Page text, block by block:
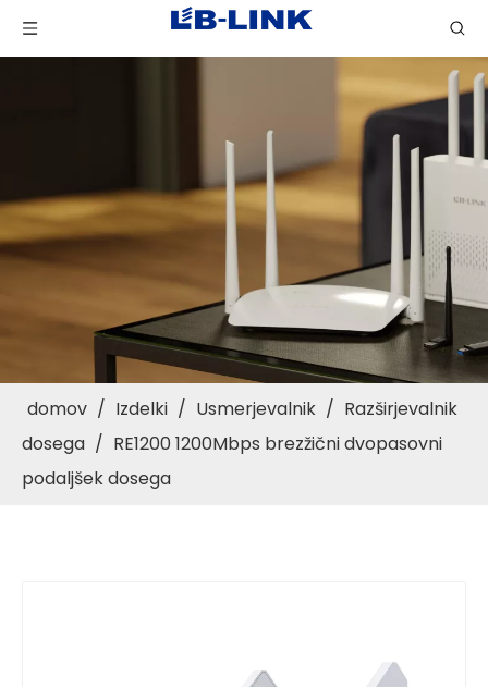
domov / Izdelki / Usmerjevalnik / Razširjevalnik
dosega / RE1200 1200Mbps brezžični dvopasovni
podaljšek dosega